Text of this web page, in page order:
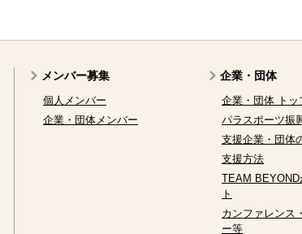
メンバー募集
個人メンバー
企業・団体メンバー
企業・団体
企業・団体 トッ
パラスポーツ振
支援企業・団体
支援方法
TEAM BEYOND
ト
カンファレンス
ー等